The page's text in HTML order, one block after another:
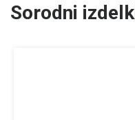
Sorodni